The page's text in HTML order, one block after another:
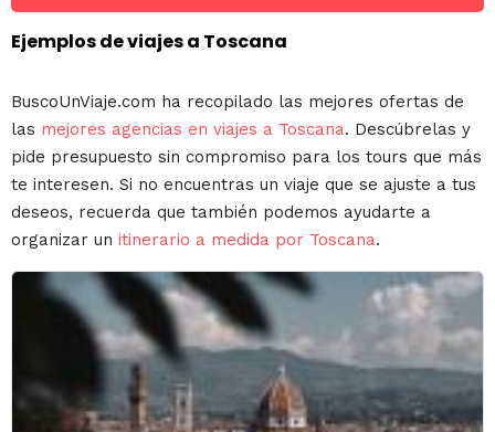
Ejemplos de viajes a Toscana
BuscoUnViaje.com ha recopilado las mejores ofertas de
las mejores agencias en viajes a Toscana. Descúbrelas y
pide presupuesto sin compromiso para los tours que más
te interesen. Si no encuentras un viaje que se ajuste a tus
deseos, recuerda que también podemos ayudarte a
organizar un itinerario a medida por Toscana.